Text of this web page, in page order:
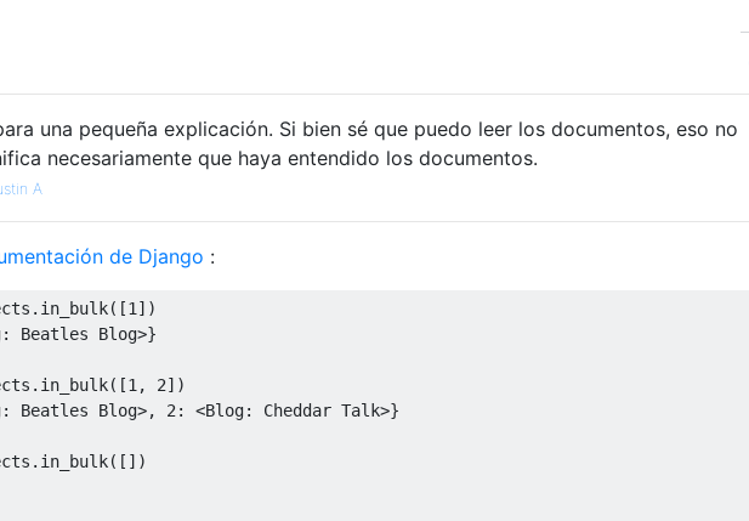
una pequeña explicación. Si bien sé que puedo leer los documentos, eso no
necesariamente que haya entendido los documentos.
A
de Django :
. in_bulk([1 ])
: Beatles Blog>}
. in_bulk([1 , 2])
: Beatles Blog>, 2 : <Blog: Cheddar Talk>}
. in_bulk([])